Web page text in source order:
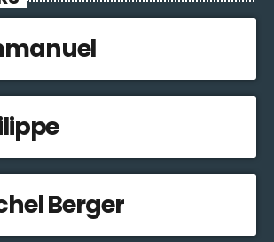
Berger